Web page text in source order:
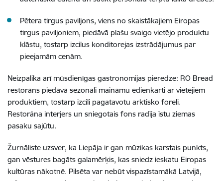
Pētera tirgus paviljons, viens no skaistākajiem Eiropas
tirgus paviljoniem, piedāvā plašu svaigo vietējo produktu
klāstu, tostarp izcilus konditorejas izstrādājumus par
pieejamām cenām.
Neizpalika arī mūsdienīgas gastronomijas pieredze: RO Bread
restorāns piedāvā sezonāli maināmu ēdienkarti ar vietējiem
produktiem, tostarp izcili pagatavotu arktisko foreli.
Restorāna interjers un sniegotais fons radīja īstu ziemas
pasaku sajūtu.
Žurnāliste uzsver, ka Liepāja ir gan mūzikas karstais punkts,
gan vēstures bagāts galamērķis, kas sniedz ieskatu Eiropas
kultūras nākotnē. Pilsēta var nebūt vispazīstamākā Latvijā,